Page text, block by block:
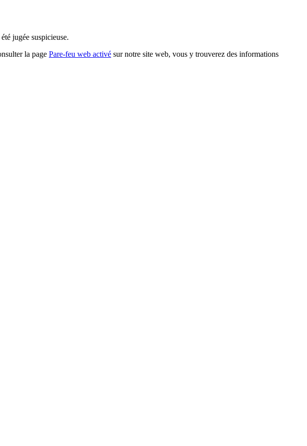
jugée suspicieuse.
la page Pare-feu web activé sur notre site web, vous y trouverez des informations